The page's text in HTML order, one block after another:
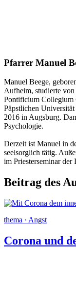
Pfarrer Manuel
Manuel Beege,
Aufheim, studierte
Pontificium Collegium
Päpstlichen
2016 in Augsburg.
Psychologie.
Derzeit ist Manuel in
seelsorglich tätig.
im Priesterseminar der
Beitrag des
thema · Angst
Corona und